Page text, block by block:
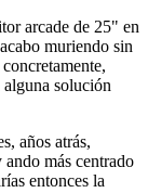
arcade de 25" en
muriendo sin
alguna solución
años atrás,
más centrado
entonces la